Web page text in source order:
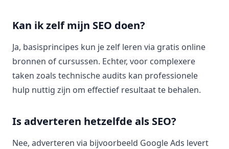
Kan ik zelf mijn SEO doen?
Ja, basisprincipes kun je zelf leren via gratis online
bronnen of cursussen. Echter, voor complexere
taken zoals technische audits kan professionele
hulp nuttig zijn om effectief resultaat te behalen.
Is adverteren hetzelfde als SEO?
Nee, adverteren via bijvoorbeeld Google Ads levert